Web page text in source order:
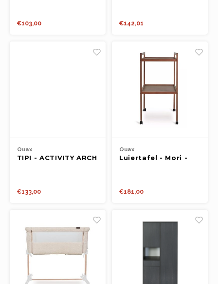
€103,00 €142,01
Quax
TIPI - ACTIVITY ARCH
€133,00
Quax
Luiertafel - Mori -
€181,00